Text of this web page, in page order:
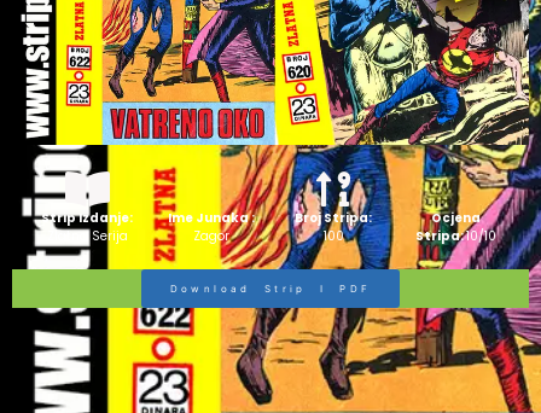
Strip Izdanje:
Zlatna Serija
Ime Junaka :
Zagor
Broj Stripa:
100
Ocjena
Stripa:10/10
Download Strip I PDF